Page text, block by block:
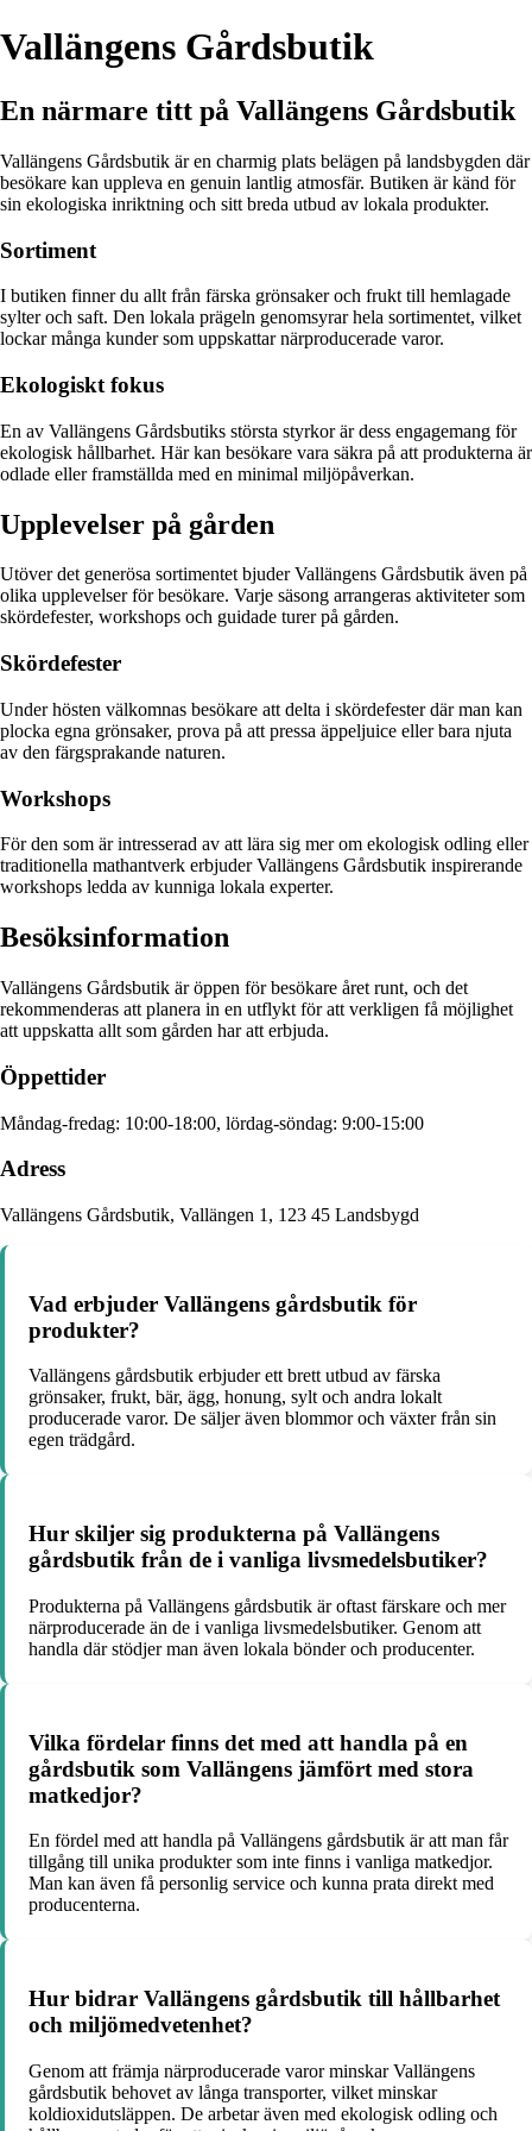
Vallängens Gårdsbutik
En närmare titt på Vallängens Gårdsbutik
Vallängens Gårdsbutik är en charmig plats belägen på landsbygden där
besökare kan uppleva en genuin lantlig atmosfär. Butiken är känd för
sin ekologiska inriktning och sitt breda utbud av lokala produkter.
Sortiment
I butiken finner du allt från färska grönsaker och frukt till hemlagade
sylter och saft. Den lokala prägeln genomsyrar hela sortimentet, vilket
lockar många kunder som uppskattar närproducerade varor.
Ekologiskt fokus
En av Vallängens Gårdsbutiks största styrkor är dess engagemang för
ekologisk hållbarhet. Här kan besökare vara säkra på att produkterna är
odlade eller framställda med en minimal miljöpåverkan.
Upplevelser på gården
Utöver det generösa sortimentet bjuder Vallängens Gårdsbutik även på
olika upplevelser för besökare. Varje säsong arrangeras aktiviteter som
skördefester, workshops och guidade turer på gården.
Skördefester
Under hösten välkomnas besökare att delta i skördefester där man kan
plocka egna grönsaker, prova på att pressa äppeljuice eller bara njuta
av den färgsprakande naturen.
Workshops
För den som är intresserad av att lära sig mer om ekologisk odling eller
traditionella mathantverk erbjuder Vallängens Gårdsbutik inspirerande
workshops ledda av kunniga lokala experter.
Besöksinformation
Vallängens Gårdsbutik är öppen för besökare året runt, och det
rekommenderas att planera in en utflykt för att verkligen få möjlighet
att uppskatta allt som gården har att erbjuda.
Öppettider
Måndag-fredag: 10:00-18:00, lördag-söndag: 9:00-15:00
Adress
Vallängens Gårdsbutik, Vallängen 1, 123 45 Landsbygd
Vad erbjuder Vallängens gårdsbutik för
produkter?
Vallängens gårdsbutik erbjuder ett brett utbud av färska
grönsaker, frukt, bär, ägg, honung, sylt och andra lokalt
producerade varor. De säljer även blommor och växter från sin
egen trädgård.
Hur skiljer sig produkterna på Vallängens
gårdsbutik från de i vanliga livsmedelsbutiker?
Produkterna på Vallängens gårdsbutik är oftast färskare och mer
närproducerade än de i vanliga livsmedelsbutiker. Genom att
handla där stödjer man även lokala bönder och producenter.
Vilka fördelar finns det med att handla på en
gårdsbutik som Vallängens jämfört med stora
matkedjor?
En fördel med att handla på Vallängens gårdsbutik är att man får
tillgång till unika produkter som inte finns i vanliga matkedjor.
Man kan även få personlig service och kunna prata direkt med
producenterna.
Hur bidrar Vallängens gårdsbutik till hållbarhet
och miljömedvetenhet?
Genom att främja närproducerade varor minskar Vallängens
gårdsbutik behovet av långa transporter, vilket minskar
koldioxidutsläppen. De arbetar även med ekologisk odling och